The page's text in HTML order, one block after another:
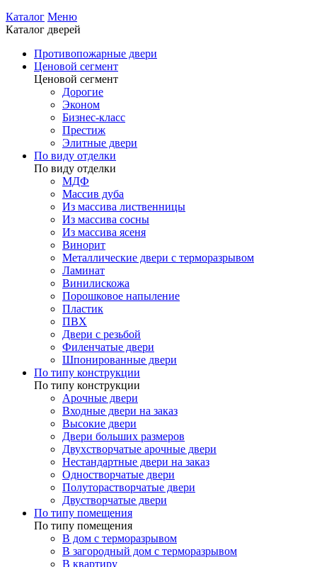
Каталог Меню
Каталог дверей
Противопожарные двери
Ценовой сегмент
Ценовой сегмент
Дорогие
Эконом
Бизнес-класс
Престиж
Элитные двери
По виду отделки
По виду отделки
МДФ
Массив дуба
Из массива лиственницы
Из массива сосны
Из массива ясеня
Винорит
Металлические двери с терморазрывом
Ламинат
Винилискожа
Порошковое напыление
Пластик
ПВХ
Двери с резьбой
Филенчатые двери
Шпонированные двери
По типу конструкции
По типу конструкции
Арочные двери
Входные двери на заказ
Высокие двери
Двери больших размеров
Двухстворчатые арочные двери
Нестандартные двери на заказ
Одностворчатые двери
Полуторастворчатые двери
Двустворчатые двери
По типу помещения
По типу помещения
В дом с терморазрывом
В загородный дом с терморазрывом
В квартиру